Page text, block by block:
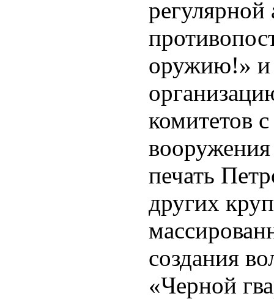
оружию!» и
комитетов
печать
других
создания
«Черной